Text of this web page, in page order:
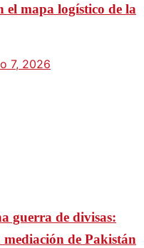
el mapa logístico de la
7, 2026
guerra de divisas:
de Pakistán